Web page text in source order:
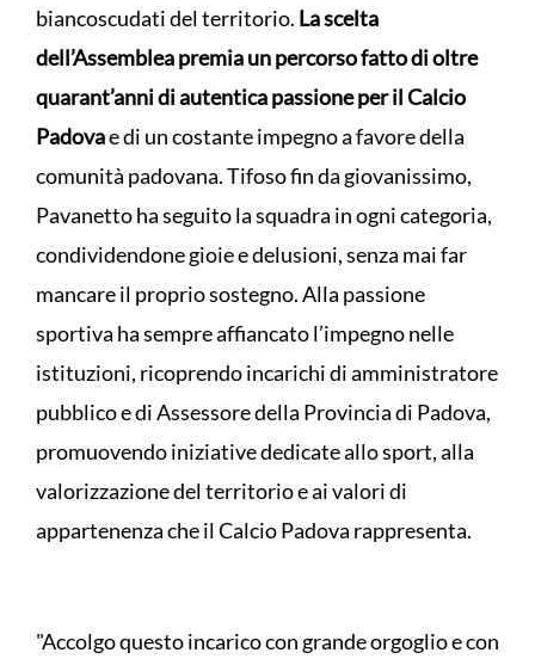
biancoscudati del territorio. La scelta
dell’Assemblea premia un percorso fatto di oltre
quarant’anni di autentica passione per il Calcio
Padovae di un costante impegno a favore della
comunità padovana. Tifoso fin da giovanissimo,
Pavanetto ha seguito la squadra in ogni categoria,
condividendone gioie e delusioni, senza mai far
mancare il proprio sostegno. Alla passione
sportiva ha sempre affiancato l’impegno nelle
istituzioni, ricoprendo incarichi di amministratore
pubblico e di Assessore della Provincia di Padova,
promuovendo iniziative dedicate allo sport, alla
valorizzazione del territorio e ai valori di
appartenenza che il Calcio Padova rappresenta.
"Accolgo questo incarico con grande orgoglio e con